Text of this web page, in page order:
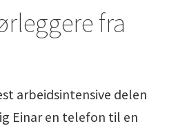
fra
arbeidsintensive delen
Einar en telefon til en